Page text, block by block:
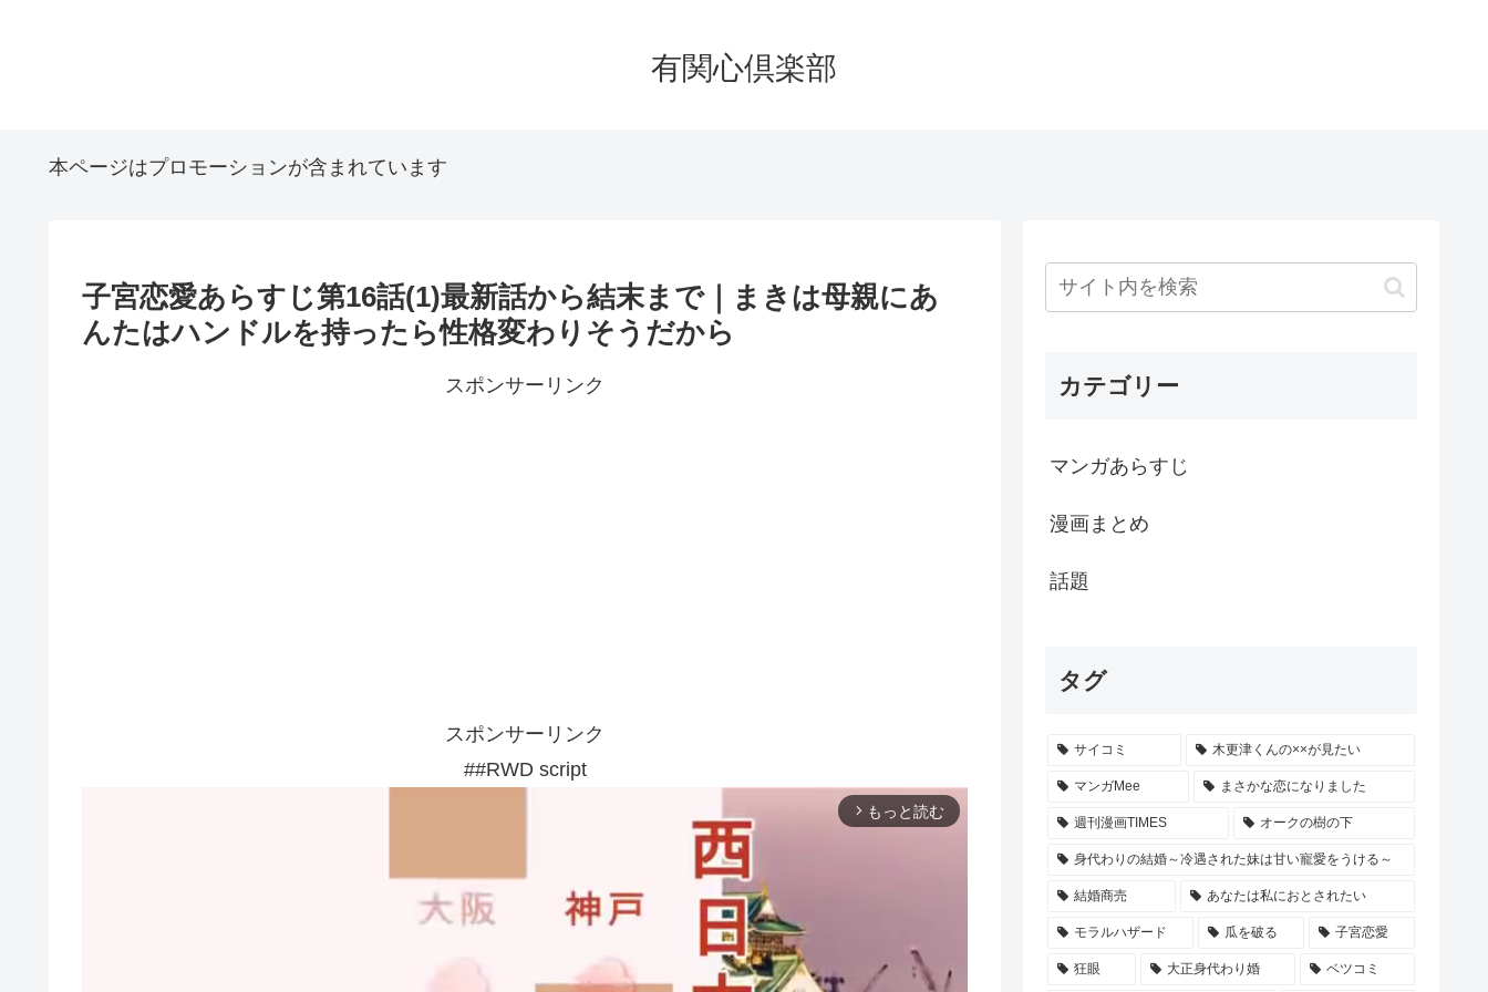
有関心倶楽部
本ページはプロモーションが含まれています
子宮恋愛あらすじ第16話(1)最新話から結末まで｜まきは母親にあ
んたはハンドルを持ったら性格変わりそうだから
スポンサーリンク
スポンサーリンク
##RWD script
arrow_forward_ios もっと読む
カテゴリー
マンガあらすじ
漫画まとめ
話題
タグ
サイコミ 木更津くんの××が見たい
マンガMee まさかな恋になりました
週刊漫画TIMES オークの樹の下
身代わりの結婚～冷遇された妹は甘い寵愛をうける～
結婚商売 あなたは私におとされたい
モラルハザード 瓜を破る 子宮恋愛
狂眼 大正身代わり婚 ベツコミ